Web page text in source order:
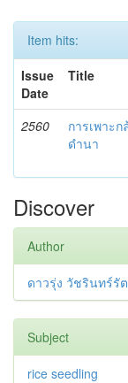
Item hits:
Issue
Date
Title
2560
การเพาะ
ดำนา
Discover
Author
ดาวรุ่ง วัชรินทร์รั
Subject
rice seedling